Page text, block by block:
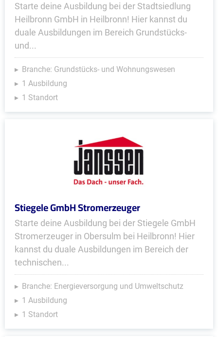
Starte deine Ausbildung bei der Stadtsiedlung
Heilbronn GmbH in Heilbronn! Hier kannst du
duale Ausbildungen im Bereich Grundstücks-
und...
Branche: Grundstücks- und Wohnungswesen
1 Ausbildung
1 Standort
Stiegele GmbH Stromerzeuger
Starte deine Ausbildung bei der Stiegele GmbH
Stromerzeuger in Obersulm bei Heilbronn! Hier
kannst du duale Ausbildungen im Bereich der
technischen...
Branche: Energieversorgung und Umweltschutz
1 Ausbildung
1 Standort